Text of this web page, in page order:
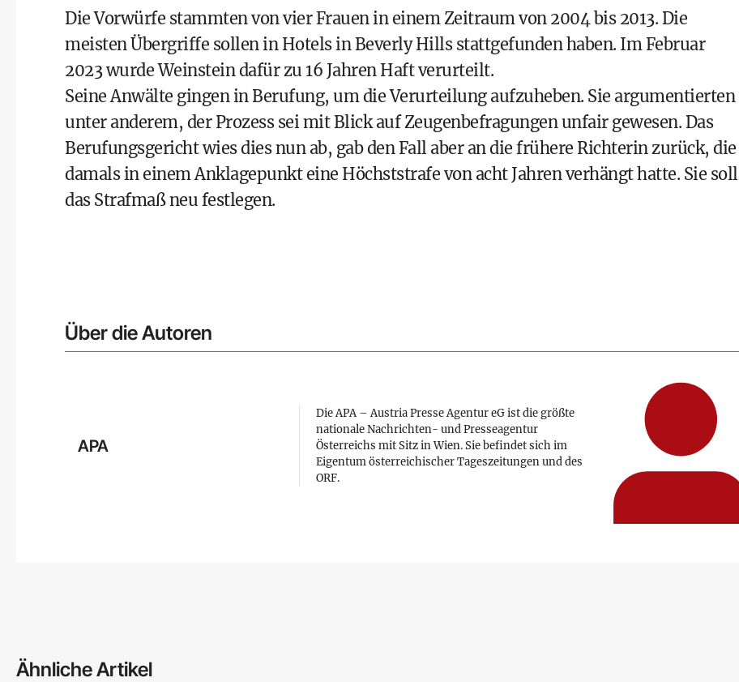
Die Vorwürfe stammten von vier Frauen in einem Zeitraum von 2004 bis 2013. Die
meisten Übergriffe sollen in Hotels in Beverly Hills stattgefunden haben. Im Februar
2023 wurde Weinstein dafür zu 16 Jahren Haft verurteilt.
Seine Anwälte gingen in Berufung, um die Verurteilung aufzuheben. Sie argumentierten
unter anderem, der Prozess sei mit Blick auf Zeugenbefragungen unfair gewesen. Das
Berufungsgericht wies dies nun ab, gab den Fall aber an die frühere Richterin zurück, die
damals in einem Anklagepunkt eine Höchststrafe von acht Jahren verhängt hatte. Sie soll
das Strafmaß neu festlegen.
Über die Autoren
APA
Die APA – Austria Presse Agentur eG ist die größte
nationale Nachrichten- und Presseagentur
Österreichs mit Sitz in Wien. Sie befindet sich im
Eigentum österreichischer Tageszeitungen und des
ORF.
Ähnliche Artikel